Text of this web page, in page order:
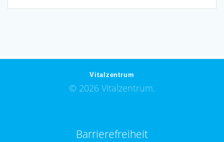
Vitalzentrum
© 2026 Vitalzentrum.
Barrierefreiheit